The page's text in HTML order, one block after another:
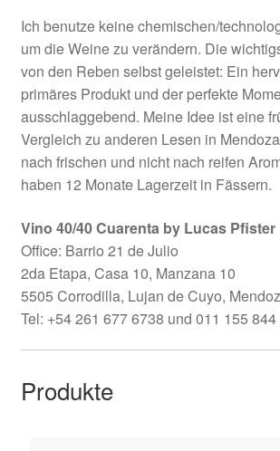
Ich benutze keine chemischen/
um die Weine zu verändern. Die
von den Reben selbst geleistet: Ein
primäres Produkt und der perfekte
ausschlaggebend. Meine Idee ist eine
Vergleich zu anderen Lesen in
nach frischen und nicht nach reifen
haben 12 Monate Lagerzeit in Fässern.
Vino 40/40 Cuarenta by Lucas Pfister
Office: Barrio 21 de Julio
2da Etapa, Casa 10, Manzana 10
5505 Corrodilla, Lujan de Cuyo,
Tel: +54 261 677 6738 und 011 155
Produkte